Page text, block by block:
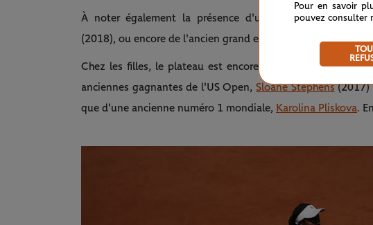
À noter également la présence d'un ancien demi-
(2018), ou encore de l'ancien grand espoir australien
Chez les filles, le plateau est encore plus prestigieux sur
anciennes gagnantes de l'US Open,Sloane Stephens
que d'une ancienne numéro 1 mondiale, Karolina Pliskova.
Pour en savoir
pouvez consulter